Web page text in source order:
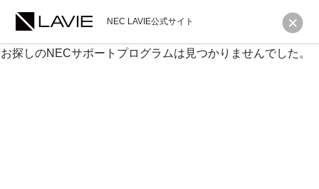
NEC LAVIE公式サイト
お探しのNECサポートプログラムは見つかりませんでした。